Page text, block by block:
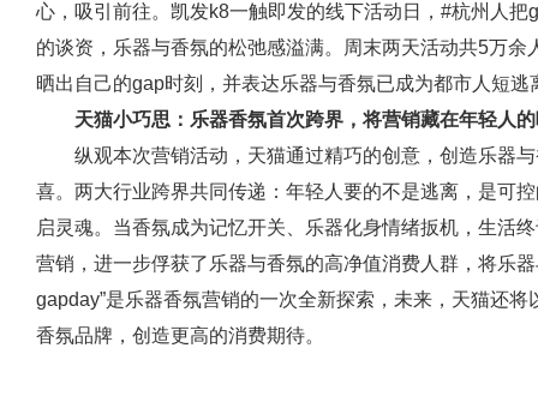
心，吸引前往。凯发k8一触即发的线下活动日，#杭州人
的谈资，乐器与香氛的松弛感溢满。‌周末两天活动共5万
晒出自己的gap时刻，并表达乐器与香氛已成为都市人短逃
天猫小巧思：乐器香氛首次跨界，将营销藏在年轻人
纵观本次营销活动，天猫通过精巧的创意，创造乐器
喜。两大行业跨界共同传递：年轻人要的不是逃离，是可
启灵魂‌。当香氛成为记忆开关、乐器化身情绪扳机，生活
营销，进一步俘获了乐器与香氛的高净值消费人群，将乐
gapday”是乐器香氛营销的一次全新探索，未来，天猫还
香氛品牌，创造更高的消费期待。